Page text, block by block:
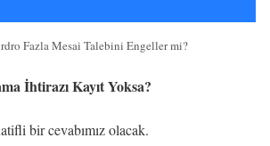
Fazla Mesai Talebini Engeller mi?
İhtirazı Kayıt Yoksa?
bir cevabımız olacak.